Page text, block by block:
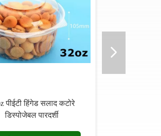
पीईटी हिंगेड सलाद कटोरे
डिस्पोजेबल पारदर्शी